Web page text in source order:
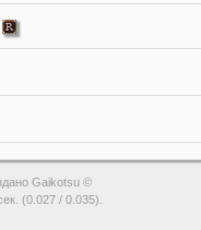
Gaikotsu ©
(0.027 / 0.035).